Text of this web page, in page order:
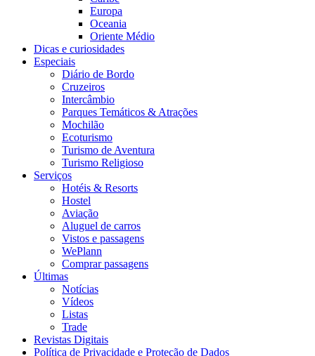
Europa
Oceania
Oriente Médio
Dicas e curiosidades
Especiais
Diário de Bordo
Cruzeiros
Intercâmbio
Parques Temáticos & Atrações
Mochilão
Ecoturismo
Turismo de Aventura
Turismo Religioso
Serviços
Hotéis & Resorts
Hostel
Aviação
Aluguel de carros
Vistos e passagens
WePlann
Comprar passagens
Últimas
Notícias
Vídeos
Listas
Trade
Revistas Digitais
Política de Privacidade e Proteção de Dados